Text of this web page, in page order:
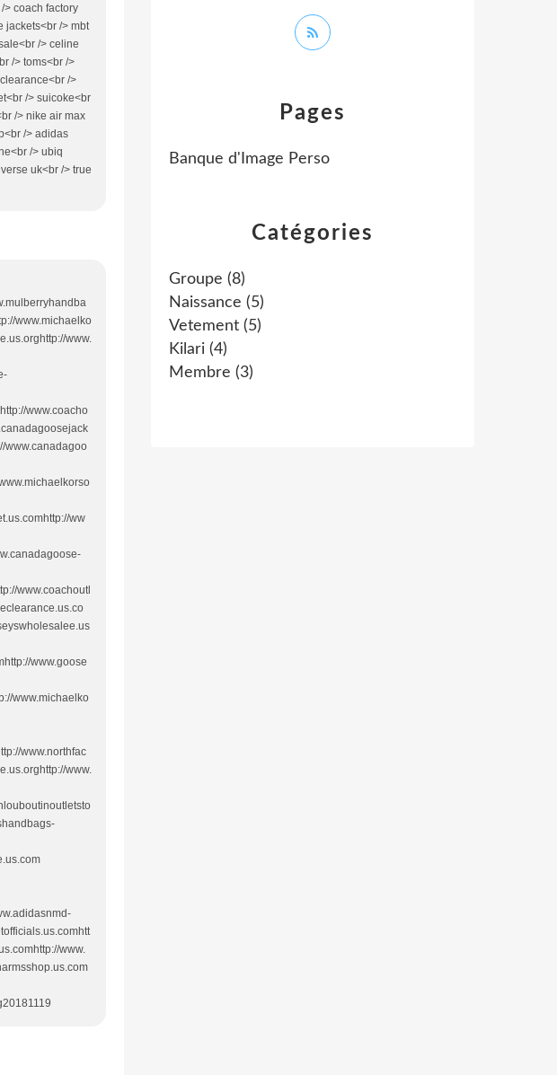
> coach factory
jackets<br /> mbt
/> celine
/> toms<br />
/>
/> suicoke<br
/> nike air max
/> adidas
/> ubiq
uk<br /> true
www.michaelko
www.
www.coacho
www.canadagoo
ww
www.coachoutl
www.goose
www.michaelko
www.northfac
www.
www.
Catégories
Groupe (8)
Naissance (5)
Vetement (5)
Kilari (4)
Membre (3)
Pages
Banque d'Image Perso